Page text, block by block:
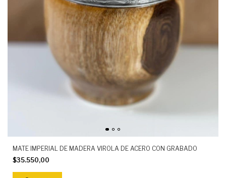
MATE IMPERIAL DE MADERA VIROLA DE ACERO CON GRABADO
$35.550,00